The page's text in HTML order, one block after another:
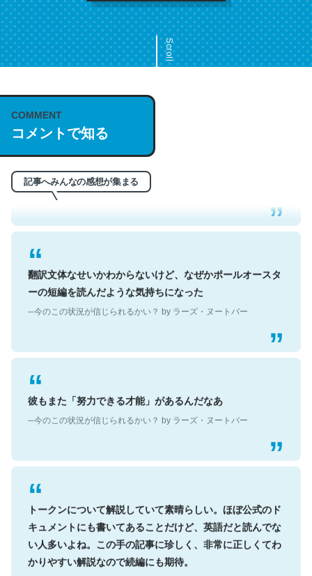
Scroll
COMMENT
コメントで知る
記事へみんなの感想が集まる
これは名文。彼はとてもクレバーなんだろうなと凄く思
う。英語少しでも読める人は原文もお勧め。自分はこの流
れ好き。Let’s Fucking Go. Then Covid hit. Shit.
─今のこの状況が信じられるかい？ by ラーズ・ヌートバー
翻訳文体なせいかわからないけど、なぜかポールオースタ
ーの短編を読んだような気持ちになった
彼もまた「努力できる才能」があるんだなあ
トークンについて解説していて素晴らしい。ほぼ公式のド
キュメントにも書いてあることだけど、英語だと読んでな
い人多いよね。この手の記事に珍しく、非常に正しくてわ
かりやすい解説なので続編にも期待。